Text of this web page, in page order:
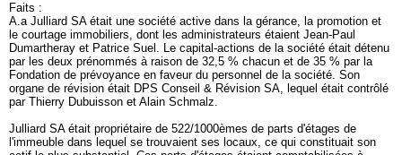
Faits :
A.a Julliard SA était une société active dans la gérance, la promotion et
le courtage immobiliers, dont les administrateurs étaient Jean-Paul
Dumartheray et Patrice Suel. Le capital-actions de la société était détenu
par les deux prénommés à raison de 32,5 % chacun et de 35 % par la
Fondation de prévoyance en faveur du personnel de la société. Son
organe de révision était DPS Conseil & Révision SA, lequel était contrôlé
par Thierry Dubuisson et Alain Schmalz.
Julliard SA était propriétaire de 522/1000èmes de parts d'étages de
l'immeuble dans lequel se trouvaient ses locaux, ce qui constituait son